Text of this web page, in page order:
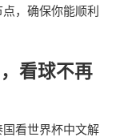
，确保你能顺利
看球不再
看世界杯中文解